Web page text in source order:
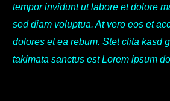
tempor invidunt ut labore et dolore
sed diam voluptua. At vero eos et
dolores et ea rebum. Stet clita kasd
takimata sanctus est Lorem ipsum